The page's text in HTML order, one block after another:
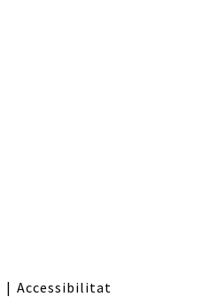
| Accessibilitat